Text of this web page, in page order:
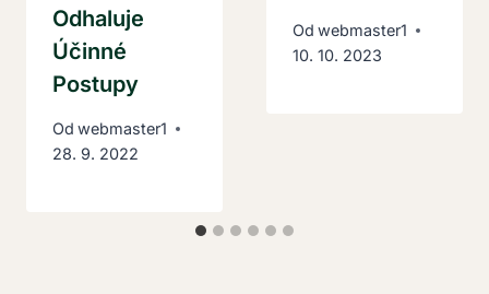
Odhaluje
Účinné
Postupy
Od webmaster1
28. 9. 2022
Od webmaster1
10. 10. 2023